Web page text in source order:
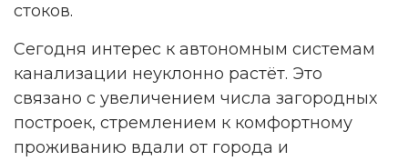
стоков.
Сегодня интерес к автономным системам
канализации неуклонно растёт. Это
связано с увеличением числа загородных
построек, стремлением к комфортному
проживанию вдали от города и